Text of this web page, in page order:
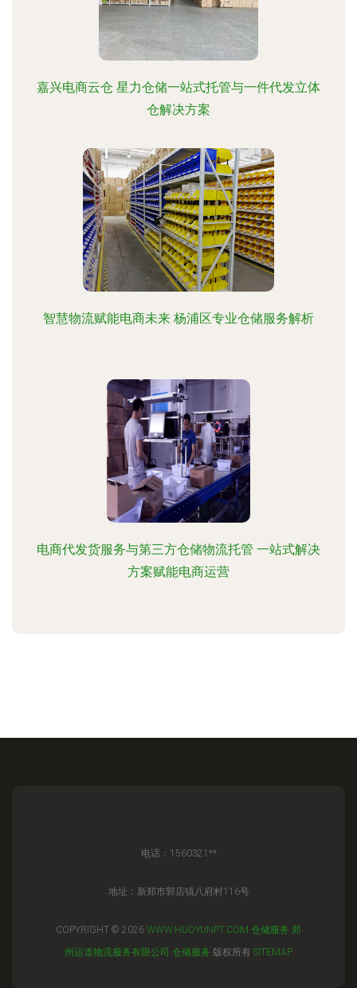
嘉兴电商云仓 星力仓储一站式托管与一件代发立体
仓解决方案
智慧物流赋能电商未来 杨浦区专业仓储服务解析
电商代发货服务与第三方仓储物流托管 一站式解决
方案赋能电商运营
电话：1560321**
地址：新郑市郭店镇八府村116号
COPYRIGHT © 2026 WWW.HUOYUNPT.COM 仓储服务 郑
州运道物流服务有限公司 仓储服务 版权所有 SITEMAP